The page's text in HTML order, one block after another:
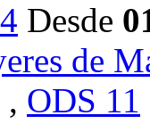
Desde
de
, ODS 11